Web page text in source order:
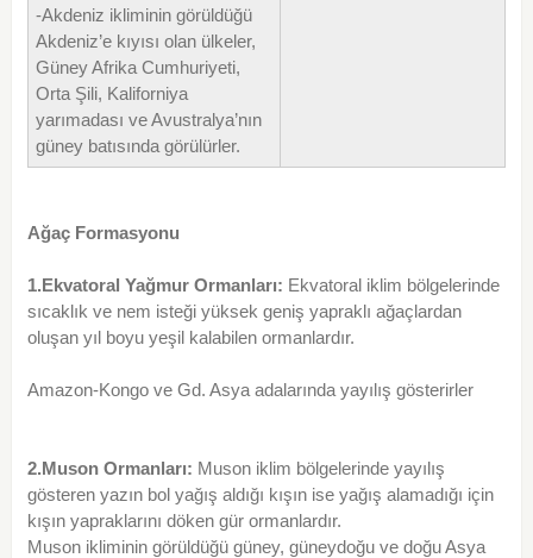
-Akdeniz ikliminin görüldüğü
Akdeniz’e kıyısı olan ülkeler,
Güney Afrika Cumhuriyeti,
Orta Şili, Kaliforniya
yarımadası ve Avustralya’nın
güney batısında görülürler.
Ağaç Formasyonu
1.Ekvatoral Yağmur Ormanları: Ekvatoral iklim bölgelerinde
sıcaklık ve nem isteği yüksek geniş yapraklı ağaçlardan
oluşan yıl boyu yeşil kalabilen ormanlardır.
Amazon-Kongo ve Gd. Asya adalarında yayılış gösterirler
2.Muson Ormanları: Muson iklim bölgelerinde yayılış
gösteren yazın bol yağış aldığı kışın ise yağış alamadığı için
kışın yapraklarını döken gür ormanlardır.
Muson ikliminin görüldüğü güney, güneydoğu ve doğu Asya